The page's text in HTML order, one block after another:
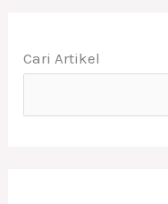
Cari Artikel